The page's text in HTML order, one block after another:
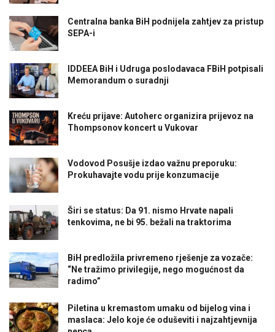
Centralna banka BiH podnijela zahtjev za pristup
SEPA-i
IDDEEA BiH i Udruga poslodavaca FBiH potpisali
Memorandum o suradnji
Kreću prijave: Autoherc organizira prijevoz na
Thompsonov koncert u Vukovar
Vodovod Posušje izdao važnu preporuku:
Prokuhavajte vodu prije konzumacije
Širi se status: Da 91. nismo Hrvate napali
tenkovima, ne bi 95. bežali na traktorima
BiH predložila privremeno rješenje za vozače:
“Ne tražimo privilegije, nego mogućnost da
radimo”
Piletina u kremastom umaku od bijelog vina i
maslaca: Jelo koje će oduševiti i najzahtjevnija